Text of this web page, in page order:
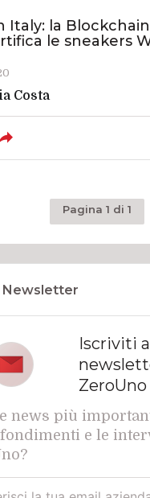
Italy: la
le sneakers
Costa
Pagina 1 di 1
Newsletter
Iscriviti
ZeroUno
news più
e le